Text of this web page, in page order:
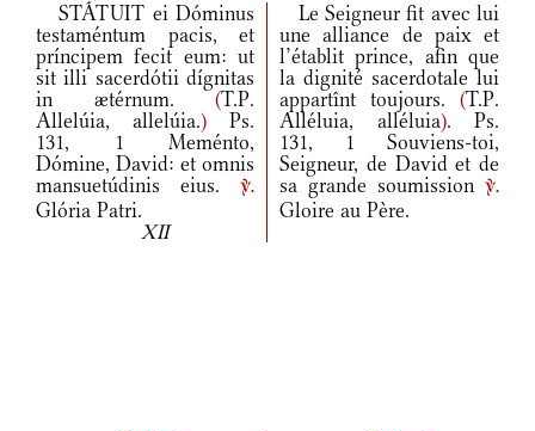
STÁTUIT ei Dóminus
testaméntum pacis, et
príncipem fecit eum: ut
sit illi sacerdótii dígnitas
in ætérnum. (T.P.
Allelúia, allelúia.) Ps.
131, 1 Meménto,
Dómine, David: et omnis
mansuetúdinis eius.
v.
Glória Patri.
Le Seigneur fit avec lui
une alliance de paix et
l’établit prince, afin que
la dignité sacerdotale lui
appartînt toujours. (T.P.
Alléluia, alléluia). Ps.
131, 1 Souviens-toi,
Seigneur, de David et de
sa grande soumission v.
Gloire au Père.
XII